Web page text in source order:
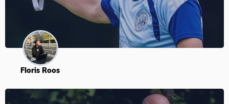
Floris Roos